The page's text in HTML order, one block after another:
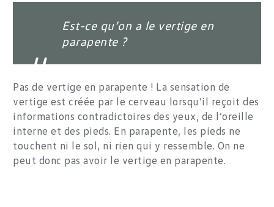
Est-ce qu’on a le vertige en
parapente ?
Pas de vertige en parapente ! La sensation de
vertige est créée par le cerveau lorsqu’il reçoit des
informations contradictoires des yeux, de l’oreille
interne et des pieds. En parapente, les pieds ne
touchent ni le sol, ni rien qui y ressemble. On ne
peut donc pas avoir le vertige en parapente.